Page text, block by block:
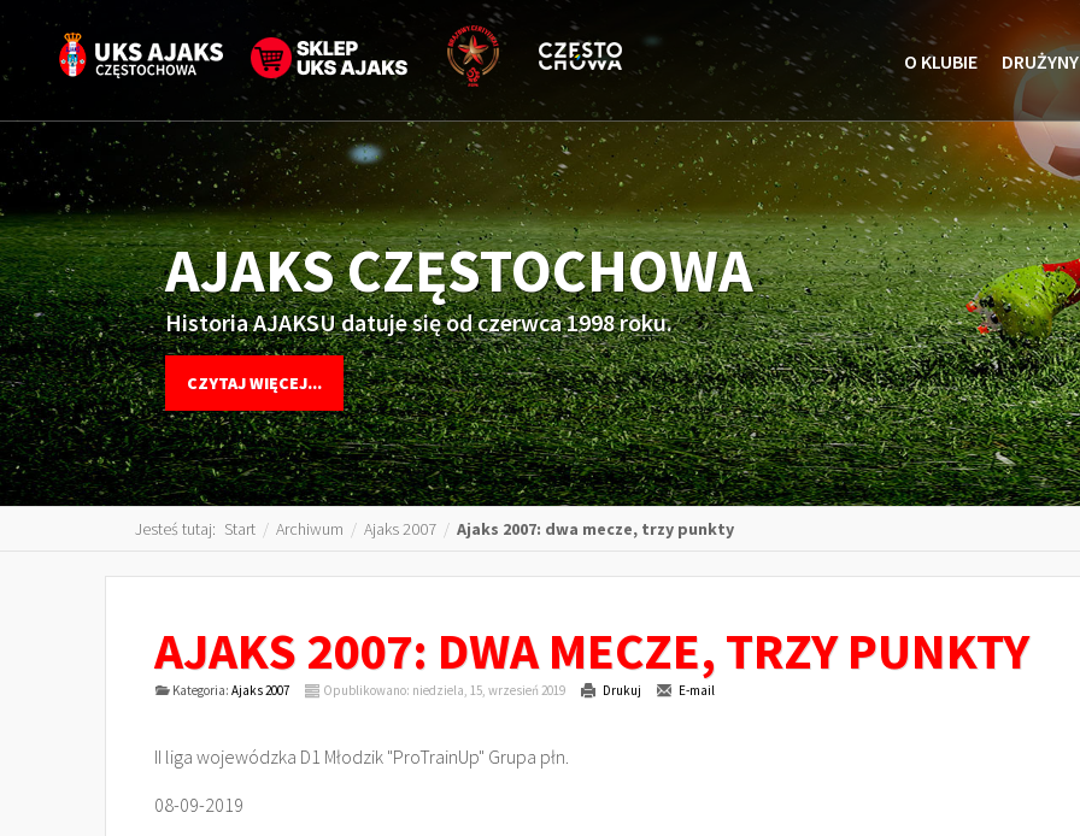
O KLUBIE DRUŻYNY
AJAKS CZĘSTOCHOWA
Historia AJAKSU datuje się od czerwca 1998 roku.
CZYTAJ WIĘCEJ...
Jesteś tutaj: Start / Archiwum / Ajaks 2007 / Ajaks 2007: dwa mecze, trzy punkty
AJAKS 2007: DWA MECZE, TRZY PUNKTY
Kategoria: Ajaks 2007 Opublikowano: niedziela, 15, wrzesień 2019 Drukuj E-mail
II liga wojewódzka D1 Młodzik "ProTrainUp" Grupa płn.
08-09-2019